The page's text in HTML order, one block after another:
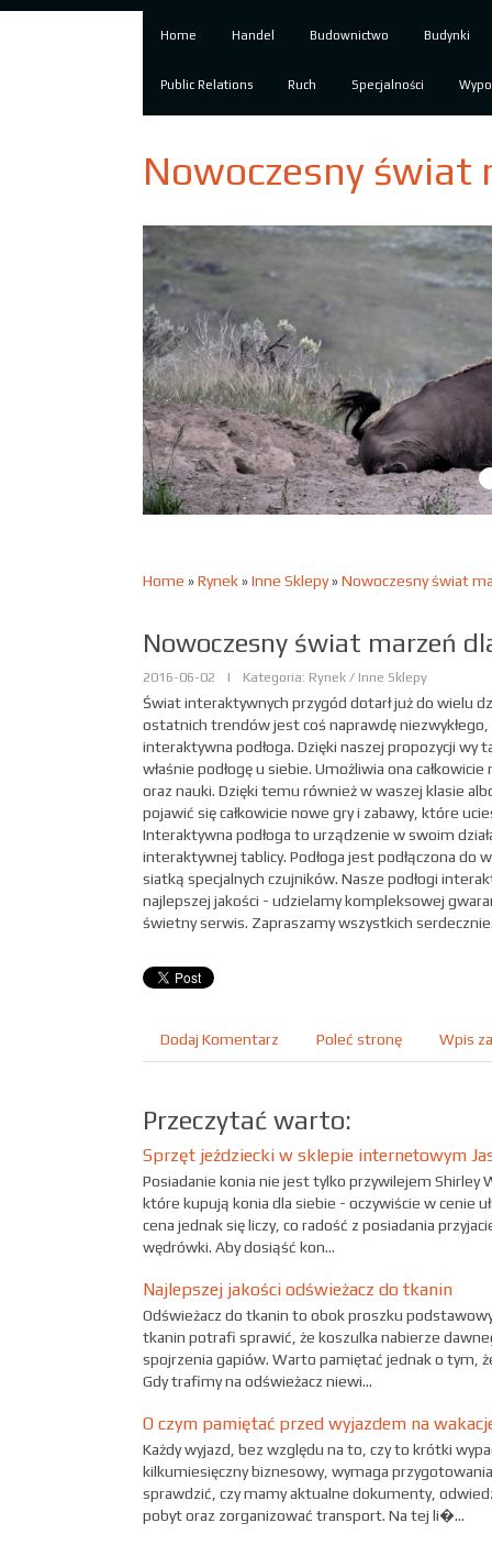
Home Handel Budownictwo Budynki
Public Relations Ruch Specjalności
Nowoczesny świat
Home »Rynek»Inne Sklepy»Nowoczesny świat
Nowoczesny świat marzeń
2016-06-02 | Kategoria: Rynek / Inne Sklepy
Świat interaktywnych przygód dotarł już do wielu
ostatnich trendów jest coś naprawdę
interaktywna podłoga. Dzięki naszej propozycji wy
właśnie podłogę u siebie. Umożliwia ona
oraz nauki. Dzięki temu również w waszej klasie
pojawić się całkowicie nowe gry i zabawy, które
Interaktywna podłoga to urządzenie w swoim
interaktywnej tablicy. Podłoga jest podłączona do
siatką specjalnych czujników. Nasze podłogi
najlepszej jakości - udzielamy kompleksowej
świetny serwis. Zapraszamy wszystkich
Dodaj Komentarz Poleć stronę Wpis
Przeczytać warto:
Sprzęt jeździecki w sklepie internetowym
Posiadanie konia nie jest tylko przywilejem Shirley
które kupują konia dla siebie - oczywiście w cenie
cena jednak się liczy, co radość z posiadania
wędrówki. Aby dosiąść kon...
Najlepszej jakości odświeżacz do tkanin
Odświeżacz do tkanin to obok proszku
tkanin potrafi sprawić, że koszulka nabierze
spojrzenia gapiów. Warto pamiętać jednak o tym,
Gdy trafimy na odświeżacz niewi...
O czym pamiętać przed wyjazdem na
Każdy wyjazd, bez względu na to, czy to krótki
kilkumiesięczny biznesowy, wymaga
sprawdzić, czy mamy aktualne dokumenty,
pobyt oraz zorganizować transport. Na tej li�...